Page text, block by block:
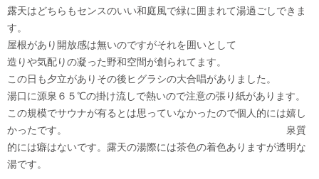
露天はどちらもセンスのいい和庭風で緑に囲まれて湯過ごしできま
す。
屋根があり開放感は無いのですがそれを囲いとして
造りや気配りの凝った野和空間が創られてます。
この日も夕立がありその後ヒグラシの大合唱がありました。
湯口に源泉６５℃の掛け流しで熱いので注意の張り紙があります。
この規模でサウナが有るとは思っていなかったので個人的には嬉し
かったです。 泉質
的には癖はないです。露天の湯際には茶色の着色ありますが透明な
湯です。